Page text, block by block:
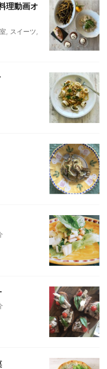
理動画オ
スイーツ